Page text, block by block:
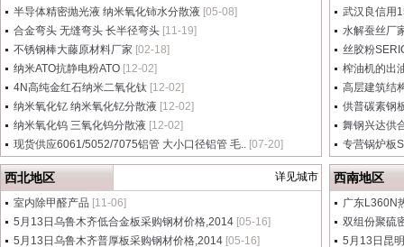
半导体精密抛光液 纳米氧化铈水分散液 [05-08]
合金弯头 无缝弯头 长半径弯头 [11-19]
不锈钢棒大藤原材料厂家 [02-18]
纳米ATO抗静电粉ATO [12-02]
4N高纯金红石纳米二氧化钛 [12-02]
纳米氧化钇 纳米氧化钇分散液 [12-02]
纳米氧化钨 三氧化钨分散液 [12-02]
现货供应6061/5052/7075铝管 大小口径铝管 毛.. [07-20]
武汉良信用
水解蚕丝厂
丝胶粉
榨油机的出
高层建筑结
供普碳素钢
舞钢兴达供
专营锅炉板
西北地区 详见城市
室内除甲醛产品 [11-06]
5月13日乌鲁木齐低合金板采购钢材价格,2014 [05-16]
5月13日乌鲁木齐普厚板采购钢材价格,2014 [05-16]
西南地区
广东L360N
双组份聚硫
5月13日昆